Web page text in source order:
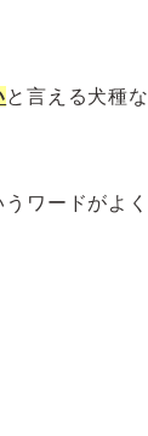
と言える犬種な
ワードがよく